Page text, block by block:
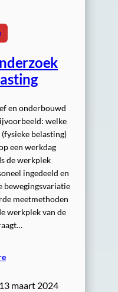
en onderbouwd
welke
belasting)
een werkdag
de werkplek
ingedeeld en
bewegingsvariatie
meetmethoden
werkplek van de
13 maart 2024